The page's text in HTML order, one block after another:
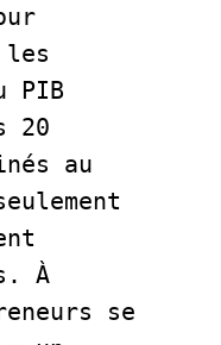
PIB
20
au
À
se